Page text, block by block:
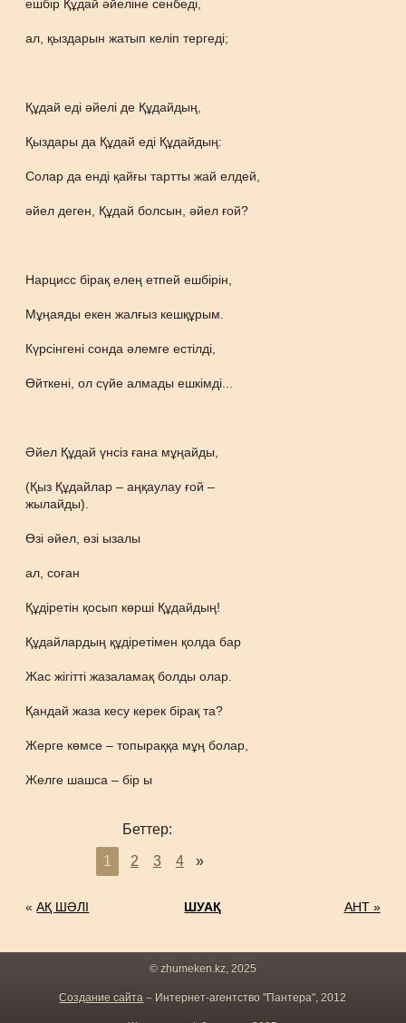
ешбір Құдай әйеліне сенбеді,
ал, қыздарын жатып келіп тергеді;
Құдай еді әйелі де Құдайдың,
Қыздары да Құдай еді Құдайдың:
Солар да енді қайғы тартты жай елдей,
әйел деген, Құдай болсын, әйел ғой?
Нарцисс бірақ елең етпей ешбірін,
Мұңаяды екен жалғыз кешқұрым.
Күрсінгені сонда әлемге естілді,
Өйткені, ол сүйе алмады ешкімді...
Әйел Құдай үнсіз ғана мұңайды,
(Қыз Құдайлар – аңқаулау ғой –
жылайды).
Өзі әйел, өзі ызалы
ал, соған
Құдіретін қосып көрші Құдайдың!
Құдайлардың құдіретімен қолда бар
Жас жігітті жазаламақ болды олар.
Қандай жаза кесу керек бірақ та?
Жерге көмсе – топыраққа мұң болар,
Желге шашса – бір ы
Беттер:
1 2 3 4 »
«АҚ ШӘЛІ ШУАҚ АНТ »
© zhumeken.kz, 2025
Создание сайта – Интернет-агентство "Пантера", 2012